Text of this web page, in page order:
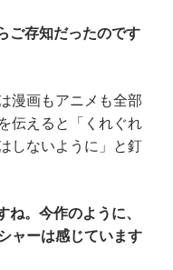
ご存知だったのです
漫画もアニメも全部
伝えると「くれぐれ
しないように」と釘
。今作のように、
ャーは感じています